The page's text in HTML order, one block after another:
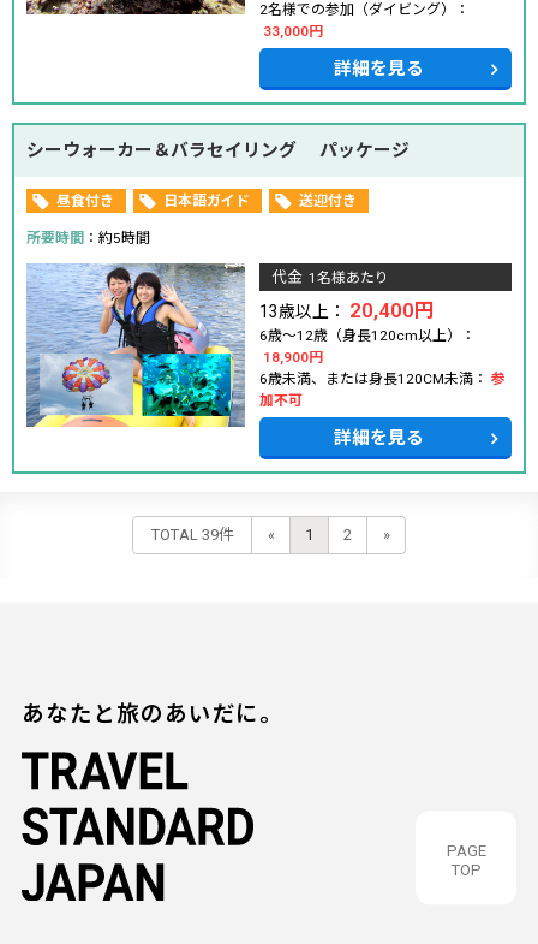
2名様での参加（ダイビング）：
33,000円
詳細を見る
シーウォーカー＆バラセイリング パッケージ
昼食付き 日本語ガイド 送迎付き
所要時間 ：約5時間
代金 1名様あたり
13歳以上： 20,400円
6歳～12歳（身長120cm以上）：
18,900円
6歳未満、または身長120CM未満： 参
加不可
詳細を見る
TOTAL 39件 « 1 2 »
PAGE
TOP
あなたと旅のあいだに。